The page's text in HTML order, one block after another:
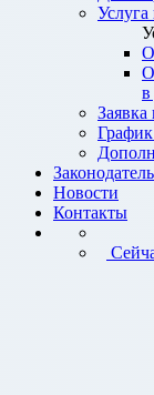
в
Новости
Контакты